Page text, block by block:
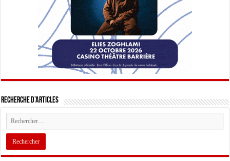
Recherche d’articles